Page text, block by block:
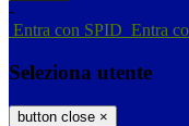
-
Entra con SPID Entra
Seleziona utente
button close ×